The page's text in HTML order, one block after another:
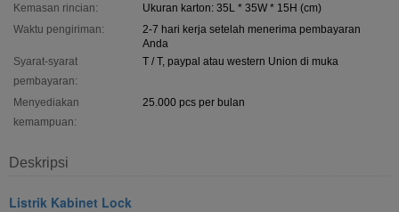
Kemasan rincian:
Ukuran karton: 35L * 35W * 15H (cm)
Waktu pengiriman:
2-7 hari kerja setelah menerima pembayaran
Anda
Syarat-syarat
pembayaran:
T / T, paypal atau western Union di muka
Menyediakan
kemampuan:
25.000 pcs per bulan
Deskripsi
Listrik Kabinet Lock